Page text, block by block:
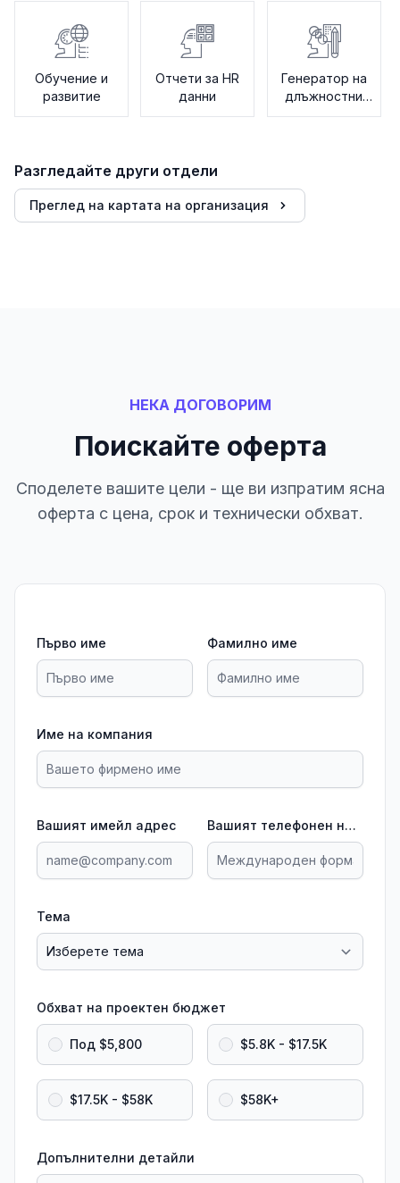
Обучение и
развитие
Отчети за HR
данни
Генератор на
длъжностни
характеристики
Разгледайте други отдели
Преглед на картата на организация
НЕКА ДОГОВОРИМ
Поискайте оферта
Споделете вашите цели - ще ви изпратим ясна
оферта с цена, срок и технически обхват.
Първо име Фамилно име
Име на компания
Вашият имейл адрес Вашият телефонен номер
Тема
Обхват на проектен бюджет
Под $5,800 $5.8K - $17.5K
$17.5K - $58K $58K+
Допълнителни детайли